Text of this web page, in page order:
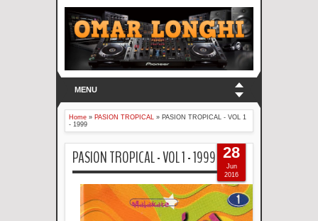
MENU
Home » PASION TROPICAL » PASION TROPICAL - VOL 1
- 1999
PASION TROPICAL - VOL 1 - 1999 28
Jun
2016